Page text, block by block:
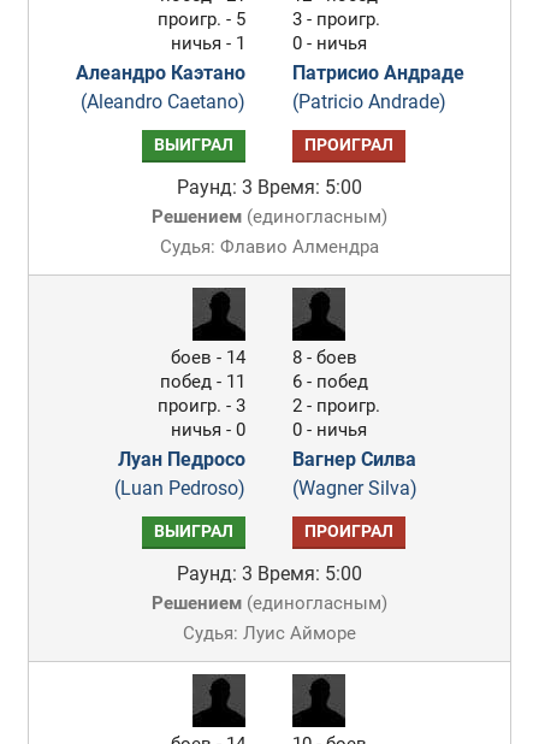
проигр. - 5
ничья - 1
Алеандро Каэтано
(Aleandro Caetano)
3 - проигр.
0 - ничья
Патрисио Андраде
(Patricio Andrade)
ВЫИГРАЛ ПРОИГРАЛ
Раунд: 3 Время: 5:00
Решением(единогласным)
Судья: Флавио Алмендра
боев - 14
побед - 11
проигр. - 3
ничья - 0
Луан Педросо
(Luan Pedroso)
8 - боев
6 - побед
2 - проигр.
0 - ничья
Вагнер Силва
(Wagner Silva)
ВЫИГРАЛ ПРОИГРАЛ
Раунд: 3 Время: 5:00
Решением(единогласным)
Судья: Луис Айморе